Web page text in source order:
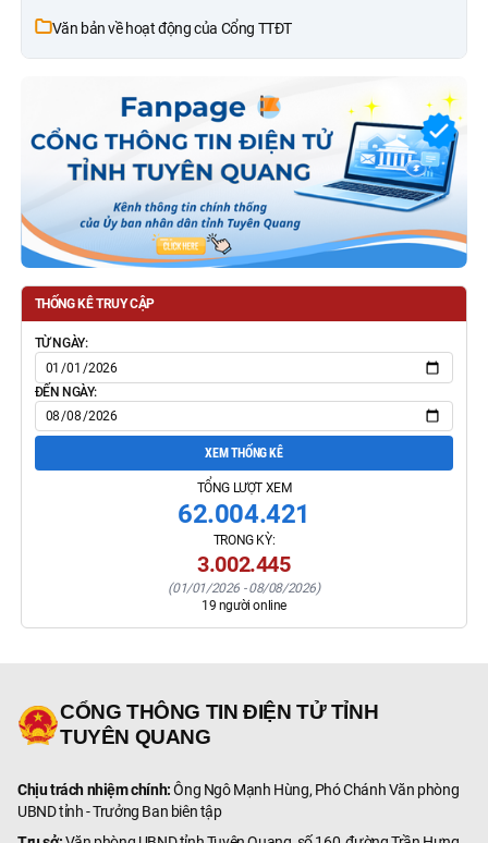
Văn bản về hoạt động của Cổng TTĐT
THỐNG KÊ TRUY CẬP
TỪ NGÀY:
ĐẾN NGÀY:
XEM THỐNG KÊ
TỔNG LƯỢT XEM
62.004.421
TRONG KỲ:
3.002.445
(01/01/2026 -08/08/2026)
19 người online
CỔNG THÔNG TIN ĐIỆN TỬ TỈNH
TUYÊN QUANG
Chịu trách nhiệm chính:Ông Ngô Mạnh Hùng, Phó Chánh Văn phòng
UBND tỉnh - Trưởng Ban biên tập